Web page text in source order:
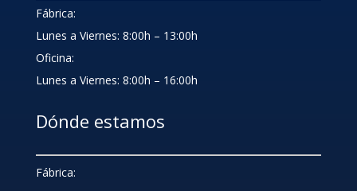
Fábrica:
Lunes a Viernes: 8:00h – 13:00h
Oficina:
Lunes a Viernes: 8:00h – 16:00h
Dónde estamos
Fábrica: